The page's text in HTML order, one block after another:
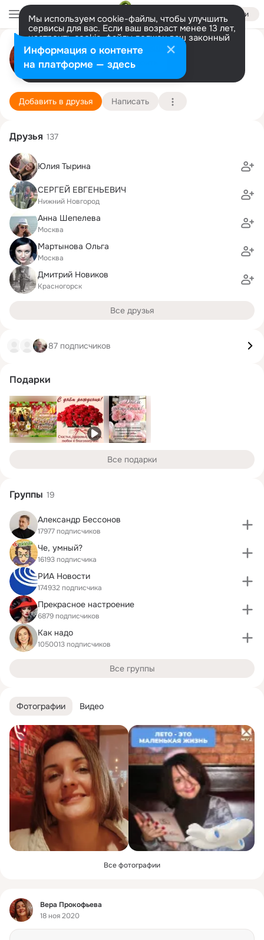
Войти
Мы используем cookie-файлы, чтобы улучшить
сервисы для вас. Если ваш возраст менее 13 лет,
настроить cookie-файлы должен ваш законный
представитель. Больше информации
Разрешить все Настроить
Вера Прокофьева
Москва 12 сентября (49 лет)
Подробнее
Добавить в друзья Написать
Фотографии Видео
Все фотографии
Фид
Вера Прокофьева
18 ноя 2020
Друзья 137
Юлия Тырина
СЕРГЕЙ ЕВГЕНЬЕВИЧ
Нижний Новгород
Анна Шепелева
Москва
Мартынова Ольга
Москва
Дмитрий Новиков
Красногорск
Все друзья
87 подписчиков
Подарки
Все подарки
Группы 19
Александр Бессонов
17977 подписчиков
Че, умный?
16193 подписчика
РИА Новости
174932 подписчика
Прекрасное настроение
6879 подписчиков
Как надо
1050013 подписчиков
Все группы
Информация о контенте
на платформе — здесь